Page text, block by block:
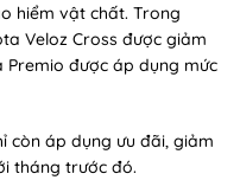
hiểm vật chất. Trong
Veloz Cross được giảm
Premio được áp dụng mức
còn áp dụng ưu đãi, giảm
tháng trước đó.